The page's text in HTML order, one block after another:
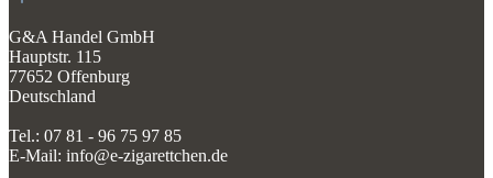
G&A Handel GmbH
Hauptstr. 115
77652 Offenburg
Deutschland
Tel.: 07 81 - 96 75 97 85
E-Mail: info@e-zigarettchen.de